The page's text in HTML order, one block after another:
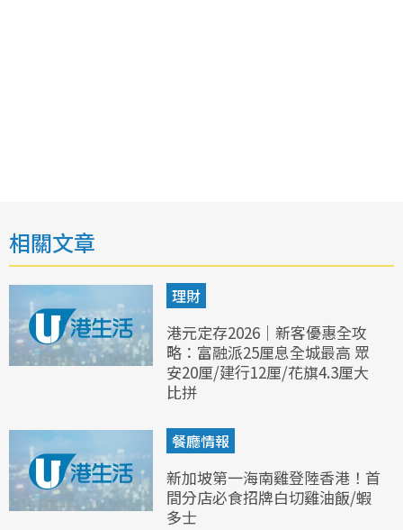
相關文章
理財
港元定存2026｜新客優惠全攻
略：富融派25厘息全城最高 眾
安20厘/建行12厘/花旗4.3厘大
比拼
餐廳情報
新加坡第一海南雞登陸香港！首
間分店必食招牌白切雞油飯/蝦
多士